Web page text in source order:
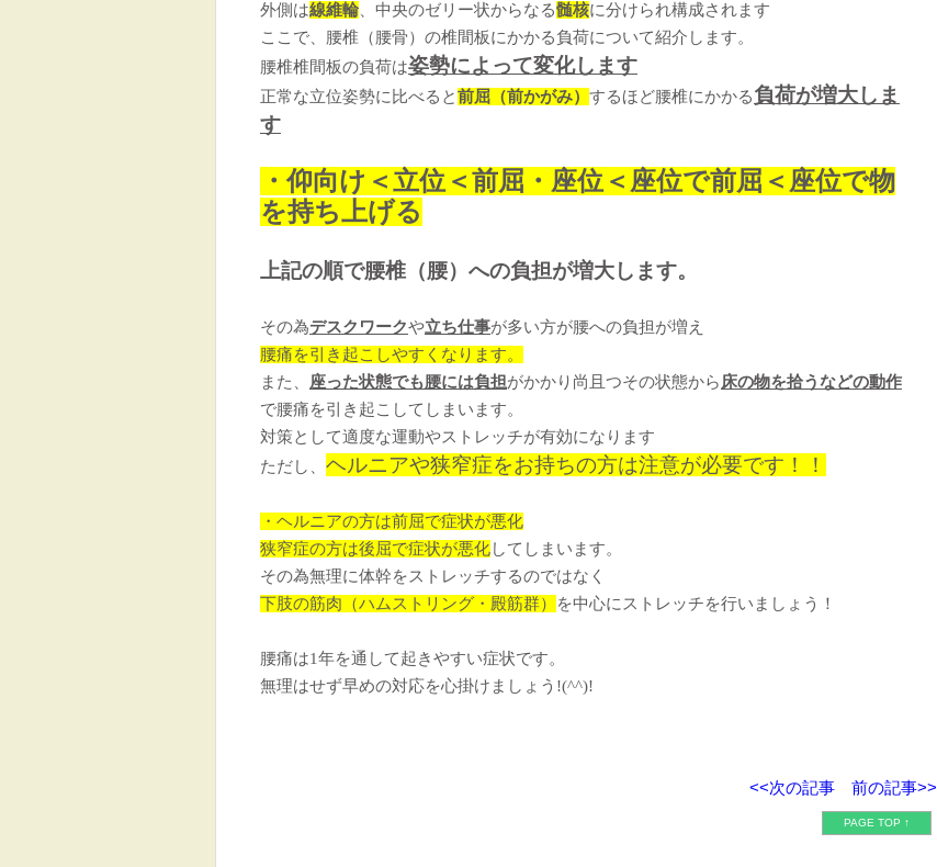
外側は線維輪 、中央のゼリー状からなる髄核に分けられ構成されます
ここで、腰椎（腰骨）の椎間板にかかる負荷について紹介します。
腰椎椎間板の負荷は姿勢によって変化します
正常な立位姿勢に比べると前屈（前かがみ） するほど腰椎にかかる負荷が増大しま
す
・仰向け＜立位＜前屈・座位＜座位で前屈＜座位で物
を持ち上げる
上記の順で腰椎（腰）への負担が増大します。
その為デスクワークや立ち仕事が多い方が腰への負担が増え
腰痛を引き起こしやすくなります。
また、 座った状態でも腰には負担がかかり尚且つその状態から 床の物を拾うなどの動作
で腰痛を引き起こしてしまいます。
対策として適度な運動やストレッチが有効になります
ただし、 ヘルニアや狭窄症をお持ちの方は注意が必要です！！
・ヘルニアの方は前屈で症状が悪化
狭窄症の方は後屈で症状が悪化してしまいます。
その為無理に体幹をストレッチするのではなく
下肢の筋肉（ハムストリング・殿筋群）
を中心にストレッチを行いましょう！
腰痛は1年を通して起きやすい症状です。
無理はせず早めの対応を心掛けましょう!(^^)!
<<次の記事 前の記事>>
PAGE TOP ↑